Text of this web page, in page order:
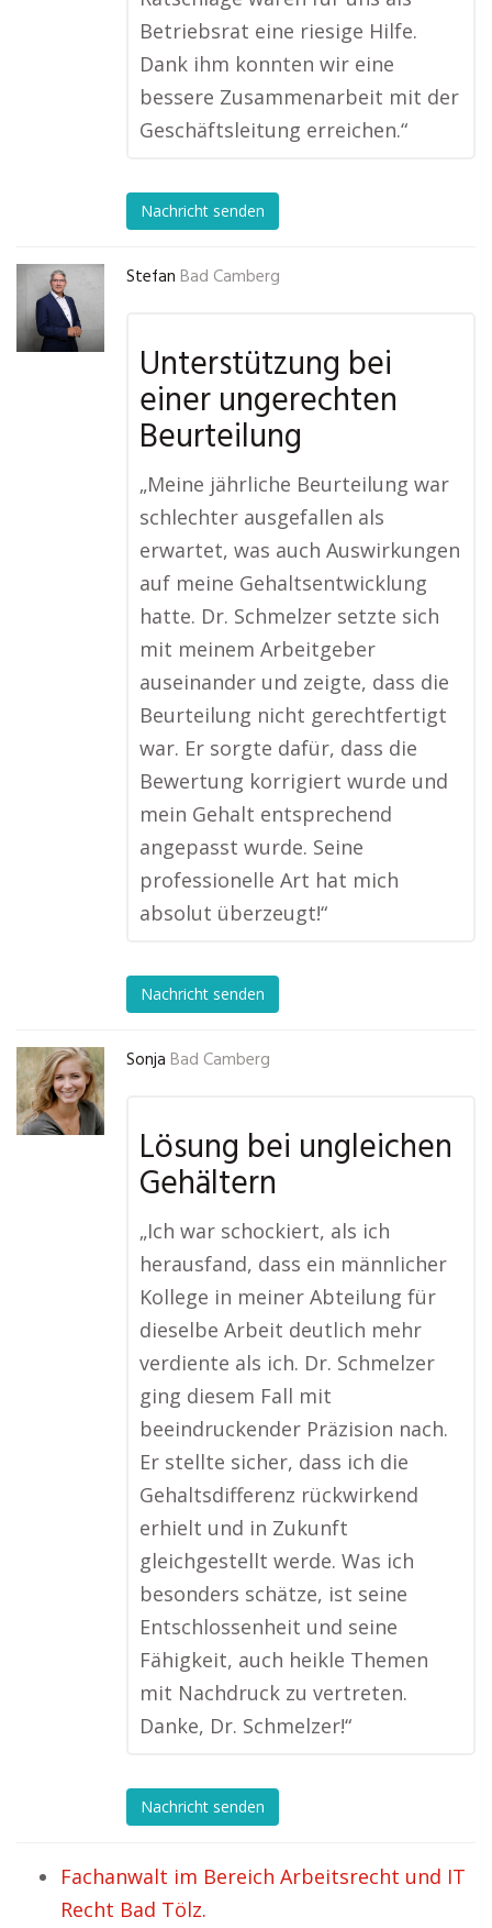
Betriebsrat eine riesige Hilfe.
Dank ihm konnten wir eine
bessere Zusammenarbeit mit der
Geschäftsleitung erreichen.“
Nachricht senden
Stefan Bad Camberg
Unterstützung bei
einer ungerechten
Beurteilung
„Meine jährliche Beurteilung war
schlechter ausgefallen als
erwartet, was auch Auswirkungen
auf meine Gehaltsentwicklung
hatte. Dr. Schmelzer setzte sich
mit meinem Arbeitgeber
auseinander und zeigte, dass die
Beurteilung nicht gerechtfertigt
war. Er sorgte dafür, dass die
Bewertung korrigiert wurde und
mein Gehalt entsprechend
angepasst wurde. Seine
professionelle Art hat mich
absolut überzeugt!“
Nachricht senden
Sonja Bad Camberg
Lösung bei ungleichen
Gehältern
„Ich war schockiert, als ich
herausfand, dass ein männlicher
Kollege in meiner Abteilung für
dieselbe Arbeit deutlich mehr
verdiente als ich. Dr. Schmelzer
ging diesem Fall mit
beeindruckender Präzision nach.
Er stellte sicher, dass ich die
Gehaltsdifferenz rückwirkend
erhielt und in Zukunft
gleichgestellt werde. Was ich
besonders schätze, ist seine
Entschlossenheit und seine
Fähigkeit, auch heikle Themen
mit Nachdruck zu vertreten.
Danke, Dr. Schmelzer!“
Nachricht senden
Fachanwalt im Bereich Arbeitsrecht und IT
Recht Bad Tölz.